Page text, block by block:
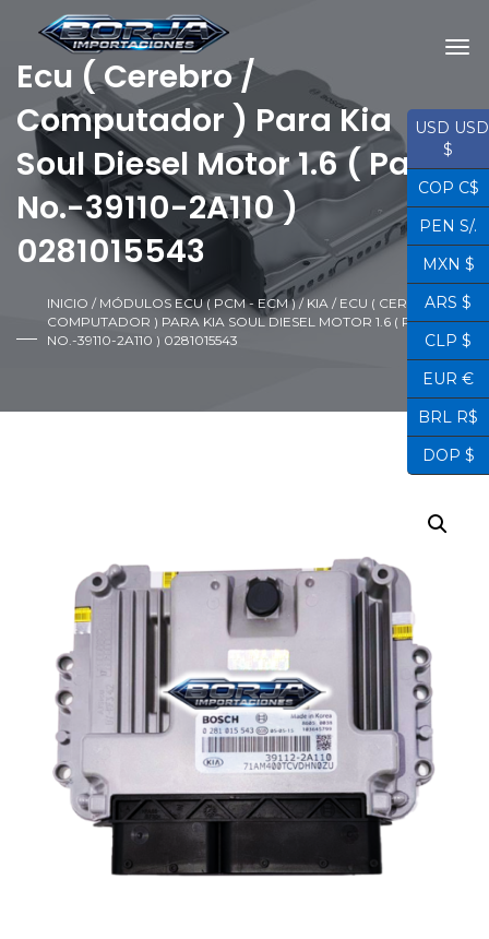
Ecu ( Cerebro /
Computador ) Para Kia
Soul Diesel Motor 1.6 ( Parte
No.-39110-2A110 )
0281015543
INICIO / MÓDULOS ECU ( PCM - ECM )/ KIA / ECU ( CEREBRO /
COMPUTADOR ) PARA KIA SOUL DIESEL MOTOR 1.6 ( PARTE
NO.-39110-2A110 ) 0281015543
USD USD
$
COP C$
PEN S/.
MXN $
ARS $
CLP $
EUR €
BRL R$
DOP $